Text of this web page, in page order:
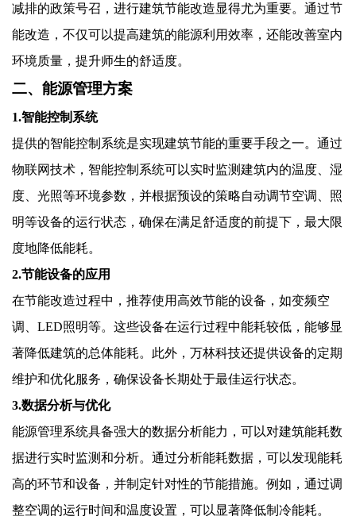
减排的政策号召，进行建筑节能改造显得尤为重要。通过节
能改造，不仅可以提高建筑的能源利用效率，还能改善室内
环境质量，提升师生的舒适度。
二、能源管理方案
1.智能控制系统
提供的智能控制系统是实现建筑节能的重要手段之一。通过
物联网技术，智能控制系统可以实时监测建筑内的温度、湿
度、光照等环境参数，并根据预设的策略自动调节空调、照
明等设备的运行状态，确保在满足舒适度的前提下，最大限
度地降低能耗。
2.节能设备的应用
在节能改造过程中，推荐使用高效节能的设备，如变频空
调、LED照明等。这些设备在运行过程中能耗较低，能够显
著降低建筑的总体能耗。此外，万林科技还提供设备的定期
维护和优化服务，确保设备长期处于最佳运行状态。
3.数据分析与优化
能源管理系统具备强大的数据分析能力，可以对建筑能耗数
据进行实时监测和分析。通过分析能耗数据，可以发现能耗
高的环节和设备，并制定针对性的节能措施。例如，通过调
整空调的运行时间和温度设置，可以显著降低制冷能耗。